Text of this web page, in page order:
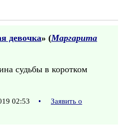
девочка» (Маргарита
судьбы в коротком
02:53 •
Заявить о